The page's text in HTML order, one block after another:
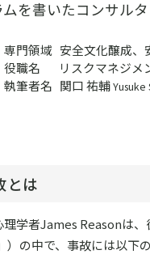
ムを書いたコンサルタ
専門領域 安全文化醸成、
役職名
リスクマネジメ
執筆者名 関口 祐輔Yusuke
とは
学者James Reasonは、
）の中で、事故には以下